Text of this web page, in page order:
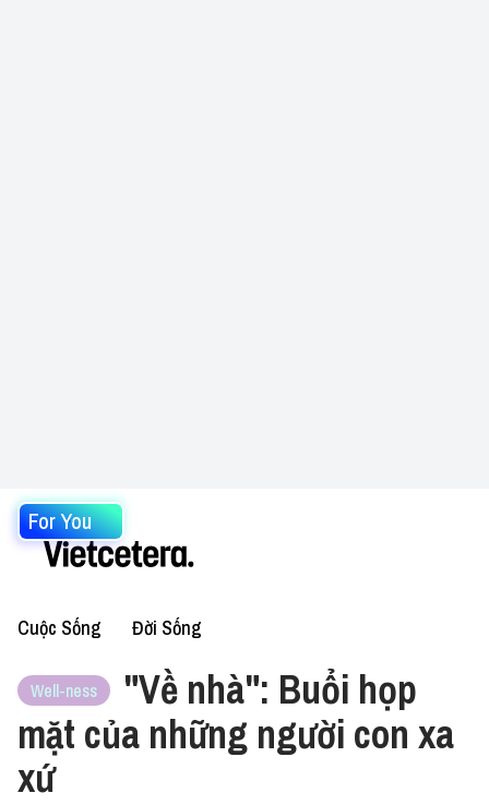
For You
Cuộc Sống Đời Sống
Well-ness
"Về nhà": Buổi họp
mặt của những người con xa
xứ